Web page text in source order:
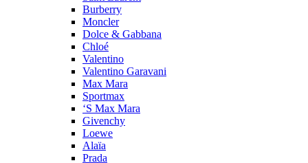
Burberry
Moncler
Dolce & Gabbana
Chloé
Valentino
Valentino Garavani
Max Mara
Sportmax
‘S Max Mara
Givenchy
Loewe
Alaïa
Prada